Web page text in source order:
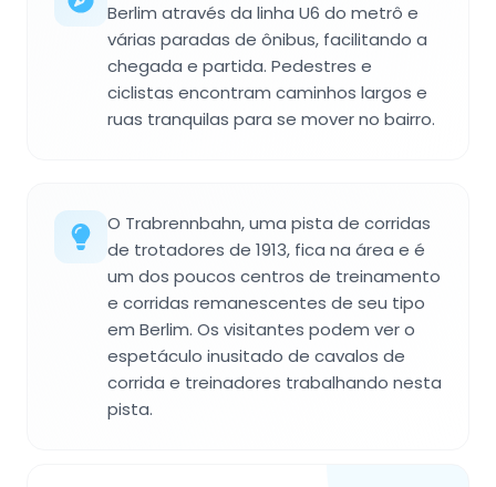
Berlim através da linha U6 do metrô e
várias paradas de ônibus, facilitando a
chegada e partida. Pedestres e
ciclistas encontram caminhos largos e
ruas tranquilas para se mover no bairro.
O Trabrennbahn, uma pista de corridas
de trotadores de 1913, fica na área e é
um dos poucos centros de treinamento
e corridas remanescentes de seu tipo
em Berlim. Os visitantes podem ver o
espetáculo inusitado de cavalos de
corrida e treinadores trabalhando nesta
pista.